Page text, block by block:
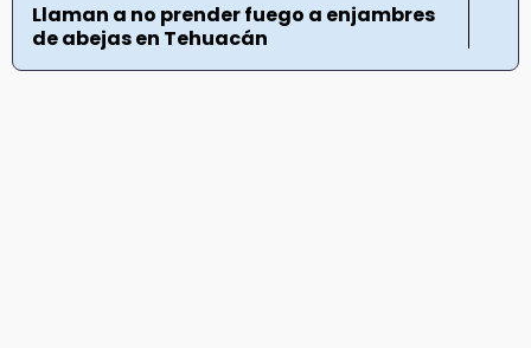
Llaman a no prender fuego a enjambres
de abejas en Tehuacán